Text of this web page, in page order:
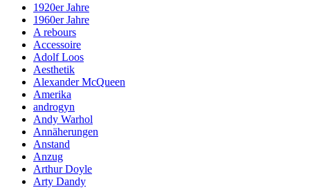
1920er Jahre
1960er Jahre
A rebours
Accessoire
Adolf Loos
Aesthetik
Alexander McQueen
Amerika
androgyn
Andy Warhol
Annäherungen
Anstand
Anzug
Arthur Doyle
Arty Dandy